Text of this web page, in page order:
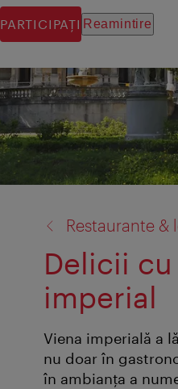
PARTICIPAŢI Reamintire
Restaurante &
Delicii
imperial
Viena imperială a
nu doar în
în ambianţa a